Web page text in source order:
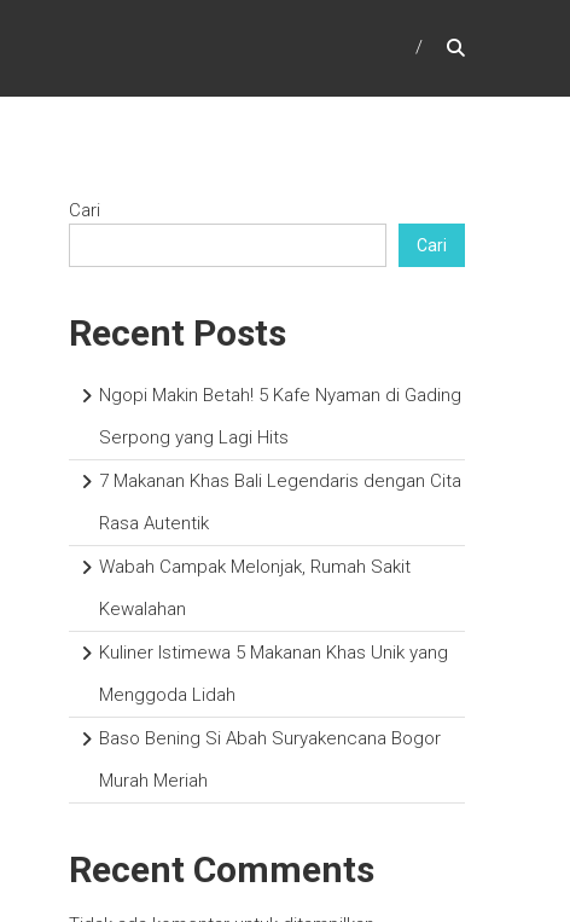
Cari
Cari
Recent Posts
Ngopi Makin Betah! 5 Kafe Nyaman di Gading
Serpong yang Lagi Hits
7 Makanan Khas Bali Legendaris dengan Cita
Rasa Autentik
Wabah Campak Melonjak, Rumah Sakit
Kewalahan
Kuliner Istimewa 5 Makanan Khas Unik yang
Menggoda Lidah
Baso Bening Si Abah Suryakencana Bogor
Murah Meriah
Recent Comments